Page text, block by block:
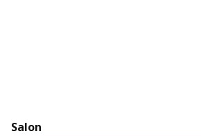
Salon